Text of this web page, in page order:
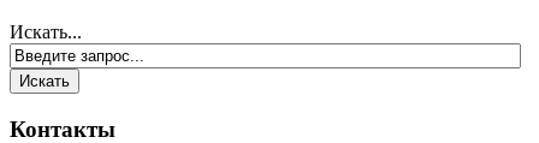
Искать...
Контакты